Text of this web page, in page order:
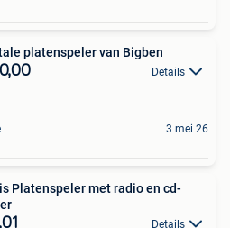
platenspeler van Bigben
Details
3 mei 26
Platenspeler met radio en cd-
Details